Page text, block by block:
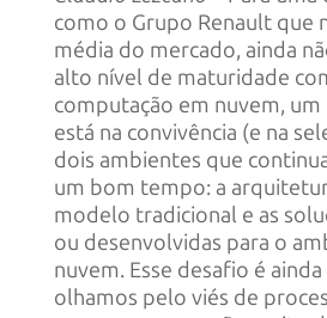
como o Grupo Renault que
média do mercado, ainda
alto nível de maturidade
computação em nuvem,
está na convivência (e na
dois ambientes que
um bom tempo: a
modelo tradicional e as
ou desenvolvidas para o
nuvem. Esse desafio é
olhamos pelo viés de